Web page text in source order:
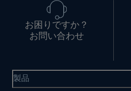
お困りですか？
お問い合わせ
製品